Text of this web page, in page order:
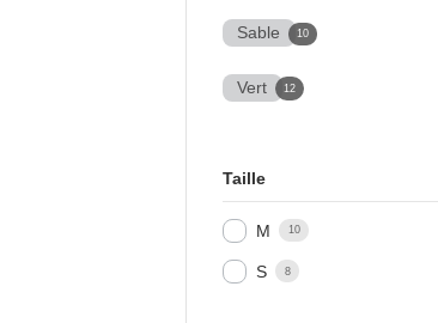
Sable 10
Vert 12
Taille
M 10
S 8